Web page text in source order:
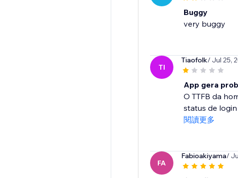
Buggy
very buggy
TI
Tiaofolk/ Jul 25,
App gera
O TTFB da
status de
閱讀更多
FA
Fabioakiyama/